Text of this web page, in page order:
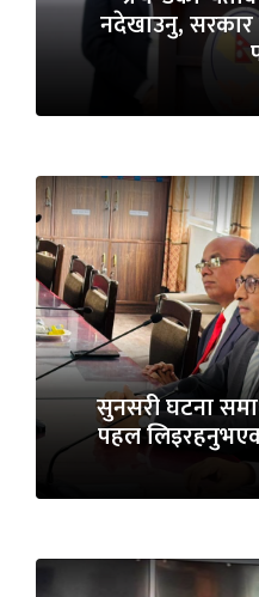
नदेखाउनु, सरकार
सुनसरी घटना
पहल